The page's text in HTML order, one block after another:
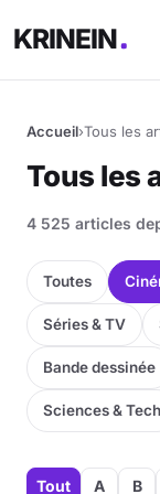
KRINEIN
Cinéma
Séries
Manga
BD
Livres
Jeux vidéo
Jeux de société
Accueil›Tous les
Tous les
4 525 articles
Toutes
Séries & TV
Bande dessinée
Sciences & Tech
Tout A B